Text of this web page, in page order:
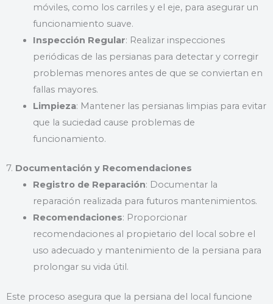
móviles, como los carriles y el eje, para asegurar un
funcionamiento suave.
Inspección Regular: Realizar inspecciones
periódicas de las persianas para detectar y corregir
problemas menores antes de que se conviertan en
fallas mayores.
Limpieza: Mantener las persianas limpias para evitar
que la suciedad cause problemas de
funcionamiento.
7. Documentación y Recomendaciones
Registro de Reparación: Documentar la
reparación realizada para futuros mantenimientos.
Recomendaciones: Proporcionar
recomendaciones al propietario del local sobre el
uso adecuado y mantenimiento de la persiana para
prolongar su vida útil.
Este proceso asegura que la persiana del local funcione